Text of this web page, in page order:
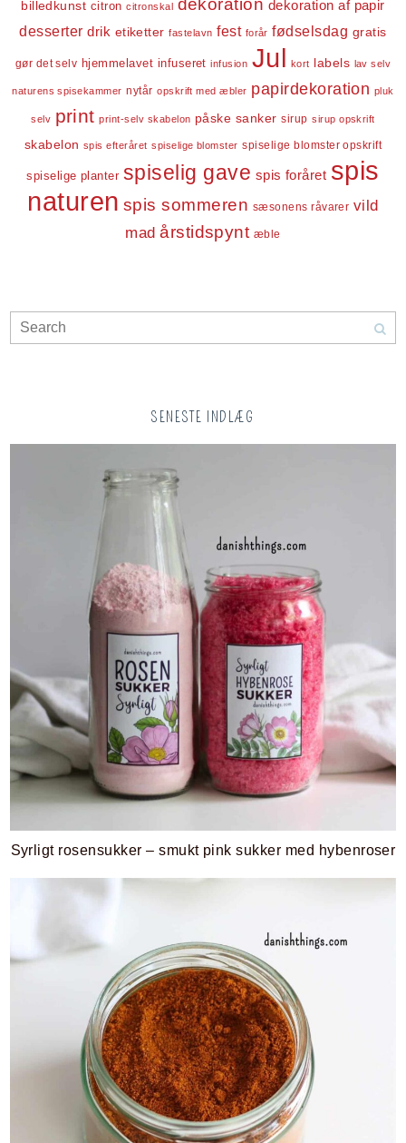
billedkunst citron citronskal dekoration dekoration af papir
desserter drik etiketter fastelavn fest forår fødselsdag gratis
gør det selv hjemmelavet infuseret infusion Jul kort labels lav selv
naturens spisekammer nytår opskrift med æbler papirdekoration pluk
selv print print-selv skabelon påske sanker sirup sirup opskrift
skabelon spis efteråret spiselige blomster spiselige blomster opskrift
spiselige planter spiselig gave spis foråret spis
naturen spis sommeren sæsonens råvarer vild
mad årstidspynt æble
SENESTE INDLÆG
Syrligt rosensukker – smukt pink sukker med hybenroser